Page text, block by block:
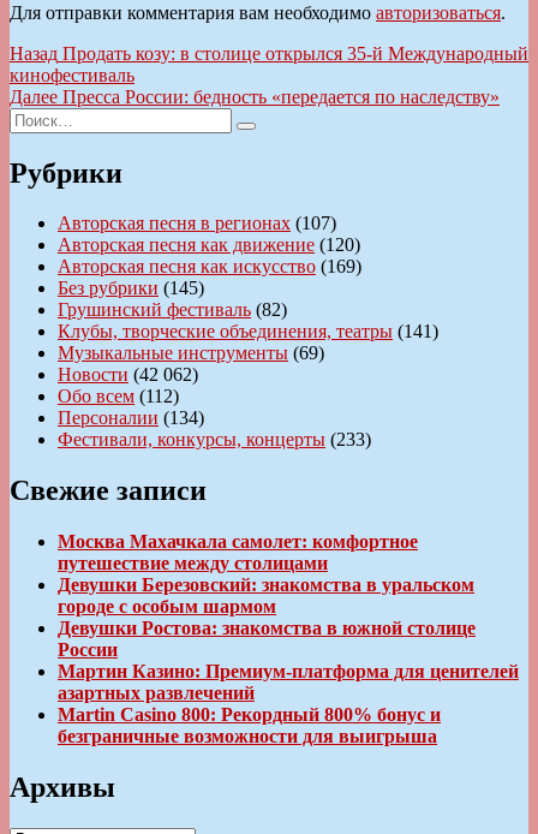
Для отправки комментария вам необходимо авторизоваться.
Навигация
по
записям
Назад Предыдущая
запись:
Продать козу: в столице открылся 35-й Международный
кинофестиваль
Далее Следующая
Пресса России: бедность «передается по наследству»
Искать:
Поиск
Рубрики
Авторская песня в регионах (107)
Авторская песня как движение (120)
Авторская песня как искусство (169)
Без рубрики (145)
Грушинский фестиваль (82)
Клубы, творческие объединения, театры (141)
Музыкальные инструменты (69)
Новости (42 062)
Обо всем (112)
Персоналии (134)
Фестивали, конкурсы, концерты (233)
Свежие записи
Москва Махачкала самолет: комфортное
путешествие между столицами
Девушки Березовский: знакомства в уральском
городе с особым шармом
Девушки Ростова: знакомства в южной столице
России
Мартин Казино: Премиум-платформа для ценителей
азартных развлечений
Martin Casino 800: Рекордный 800% бонус и
безграничные возможности для выигрыша
Архивы